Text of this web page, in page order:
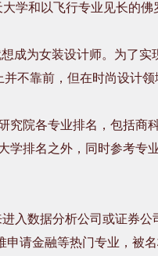
学和以飞行专业见长的佛
成为女装设计师。为了实
不靠前，但在时尚设计
究院各专业排名，包括商
学排名之外，同时参考专
入数据分析公司或证券
申请金融等热门专业，被